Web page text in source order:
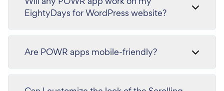
EightyDays for WordPress website?
Are POWR apps mobile-friendly?